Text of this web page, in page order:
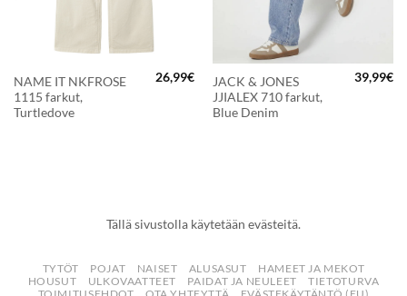
NAME IT NKFROSE
1115 farkut,
Turtledove
26,99€
JACK & JONES
JJIALEX 710 farkut,
Blue Denim
39,99€
Tällä sivustolla käytetään evästeitä.
TYTÖT POJAT NAISET ALUSASUT
HAMEET JA MEKOT
HOUSUT
ULKOVAATTEET PAIDAT JA NEULEET
TIETOTURVA